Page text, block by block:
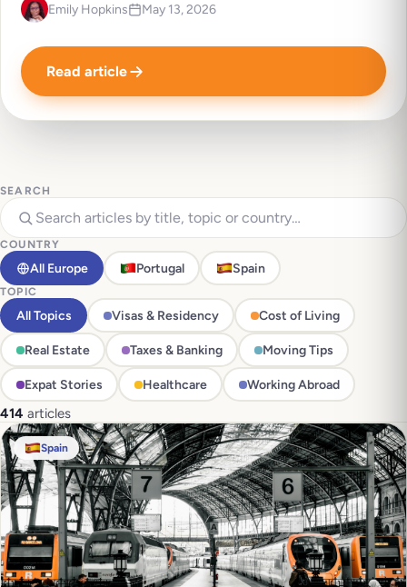
Emily Hopkins May 13, 2026
Read article
SEARCH
COUNTRY
All Europe Portugal Spain
TOPIC
All Topics Visas & Residency Cost of Living
Real Estate Taxes & Banking Moving Tips
Expat Stories Healthcare Working Abroad
414 articles
Spain